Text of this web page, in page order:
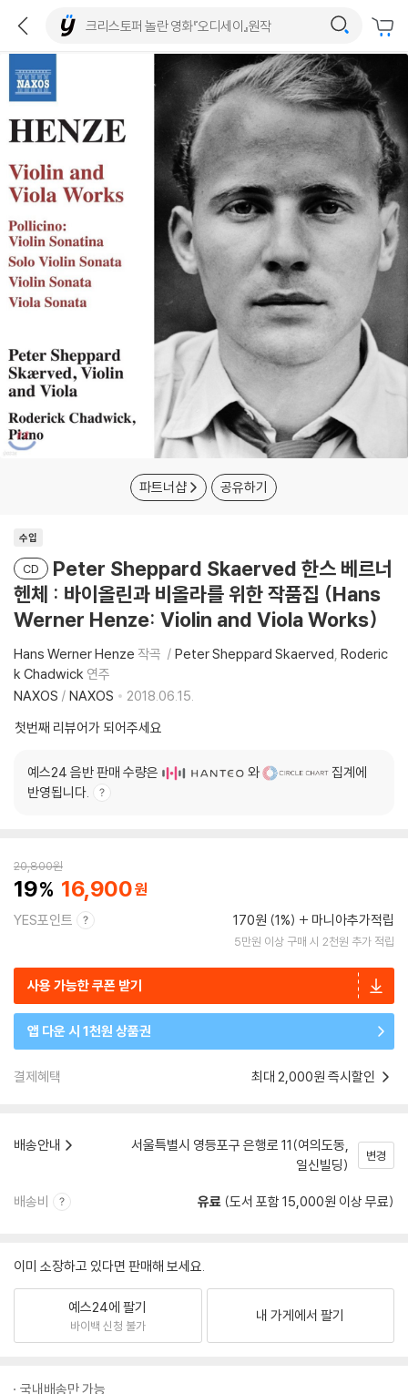
파트너샵 공유하기
수입
CD
Peter Sheppard Skaerved 한스 베르너
헨체 : 바이올린과 비올라를 위한 작품집 (Hans
Werner Henze: Violin and Viola Works)
Hans Werner Henze 작곡 Peter Sheppard Skaerved Roderic
k Chadwick 연주
NAXOS / NAXOS
2018.06.15.
첫번째 리뷰어가 되어주세요
예스24 음반 판매 수량은 와
집계에
반영됩니다.
20,800원
19 16,900
YES포인트 170원 (1%) 마니아추가적립
5만원 이상 구매 시 2천원 추가 적립
사용 가능한 쿠폰 받기
앱 다운 시 1천원 상품권
결제혜택 최대 2,000원 즉시할인
배송안내
서울특별시 영등포구 은행로 11(여의도동,
일신빌딩)
변경
배송비 유료 (도서 포함 15,000원 이상 무료)
이미 소장하고 있다면 판매해 보세요.
예스24에 팔기
바이백 신청 불가
내 가게에서 팔기
국내배송만 가능